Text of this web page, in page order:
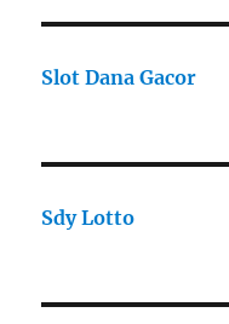
Slot Dana Gacor
Sdy Lotto